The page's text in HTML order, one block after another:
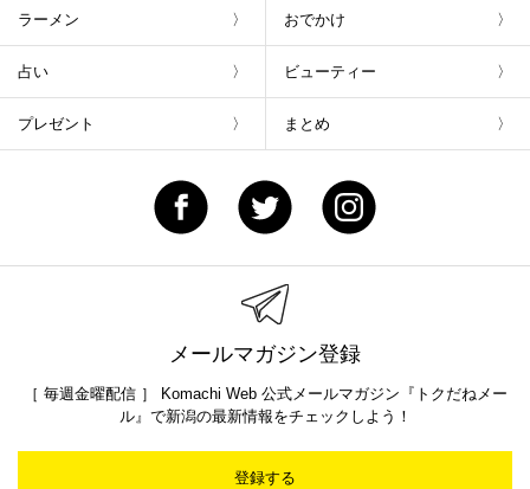
ラーメン おでかけ
占い ビューティー
プレゼント まとめ
メールマガジン登録
［ 毎週金曜配信 ］ Komachi Web 公式メールマガジン『トクだねメー
ル』で新潟の最新情報をチェックしよう！
登録する